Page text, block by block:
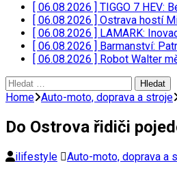
[ 06.08.2026 ] TIGGO 7 HEV:
[ 06.08.2026 ] Ostrava hostí
[ 06.08.2026 ] LAMARK:
[ 06.08.2026 ] Barmanství:
[ 06.08.2026 ] Robot Walter
Vyhledávání
Home Auto-moto, doprava a stroje
Do Ostrova řidiči
ilifestyle Auto-moto, doprava a